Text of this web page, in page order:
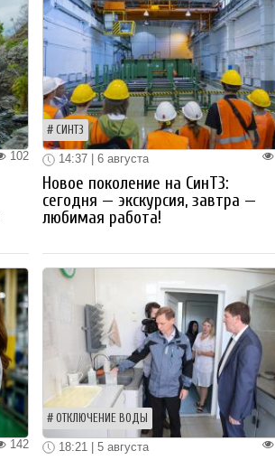
102
СИНТЗ
14:37 | 6 августа
Новое поколение на СинТЗ:
сегодня — экскурсия, завтра —
любимая работа!
142
ОТКЛЮЧЕНИЕ ВОДЫ
18:21 | 5 августа